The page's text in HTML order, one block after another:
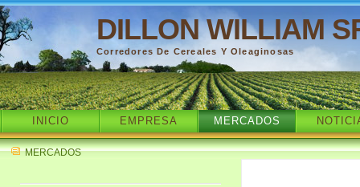
DILLON WILLIAM
Corredores De Cereales Y Oleaginosas
INICIO EMPRESA MERCADOS
MERCADOS